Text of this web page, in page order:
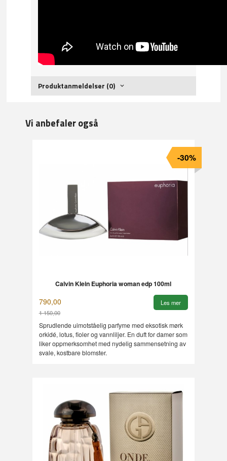
Produktanmeldelser (0)
Vi anbefaler også
Calvin Klein Euphoria woman edp 100ml
790,00
1 150,00
Rabatt
-30%
Les mer
Sprudlende uimotståelig parfyme med eksotisk mørk
orkidé, lotus, fioler og vannliljer. En duft for damer som
liker oppmerksomhet med nydelig sammensetning av
svale, kostbare blomster.